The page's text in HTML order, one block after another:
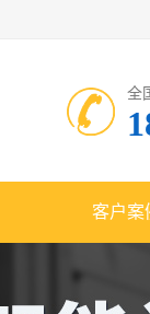
全
客户案